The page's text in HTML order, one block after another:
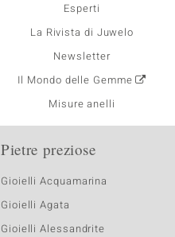
Esperti
La Rivista di Juwelo
Newsletter
Il Mondo delle Gemme
Misure anelli
Pietre preziose
Gioielli Acquamarina
Gioielli Agata
Gioielli Alessandrite